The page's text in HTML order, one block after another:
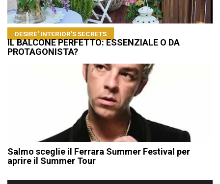
DESIRE' INTERIOR'S SECRETS
IL BALCONE PERFETTO: ESSENZIALE O DA
PROTAGONISTA?
Salmo sceglie il Ferrara Summer Festival per
aprire il Summer Tour